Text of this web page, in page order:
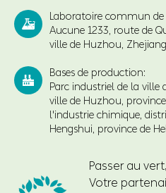

Laboratoire commun de
Aucune 1233, route de
ville de Huzhou,

Bases de production:
Parc industriel de la ville
ville de Huzhou,
l'industrie chimique,
Hengshui, province de
Passer au
Votre